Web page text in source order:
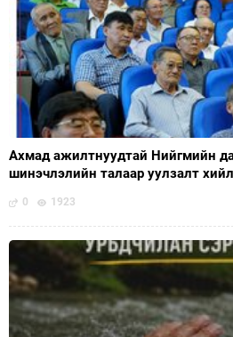
Ахмад ажилтнуудтай Нийгмийн
шинэчлэлийн талаар уулзалт
0 1923